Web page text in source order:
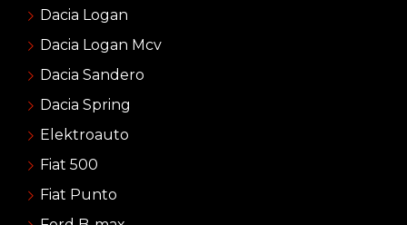
Dacia Logan
Dacia Logan Mcv
Dacia Sandero
Dacia Spring
Elektroauto
Fiat 500
Fiat Punto